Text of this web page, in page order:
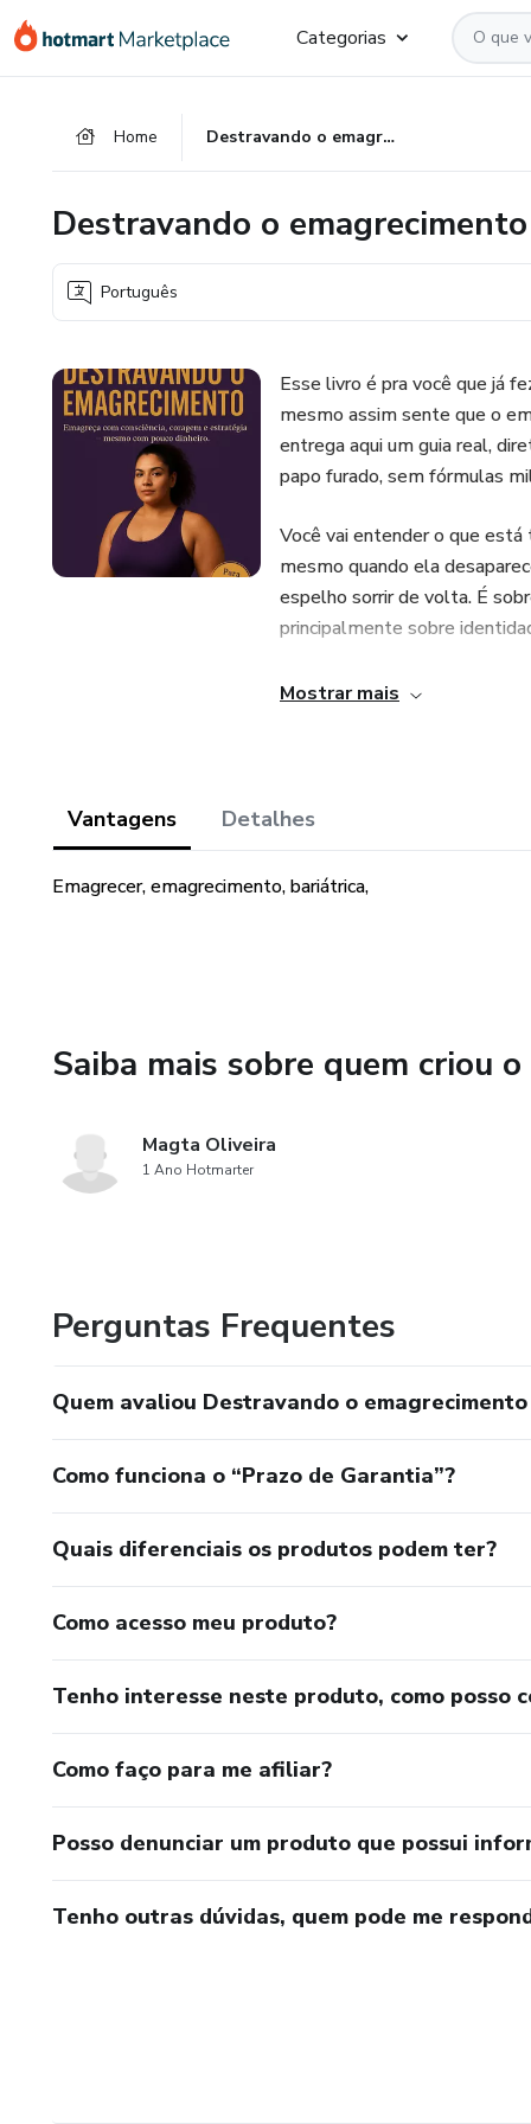
para
para
para
Categorias
Home Destravando o emagrecimento pós bariátrica ou na raça.
Destravando o
Português
Esse livro é pra você que já
mesmo assim sente que o
entrega aqui um guia real,
papo furado, sem fórmulas
Você vai entender o que
mesmo quando ela
espelho sorrir de volta. É
principalmente sobre
Se você cansou de ouvir “é
Mostrar mais
Vantagens Detalhes
Emagrecer, emagrecimento, bariátrica,
Saiba mais sobre quem criou
Magta Oliveira
1 Ano Hotmarter
Perguntas Frequentes
Quem avaliou Destravando o
Como funciona o “Prazo de Garantia”?
Quais diferenciais os produtos podem ter?
Como acesso meu produto?
Tenho interesse neste produto, como posso
Como faço para me afiliar?
Posso denunciar um produto que possui
Tenho outras dúvidas, quem pode me